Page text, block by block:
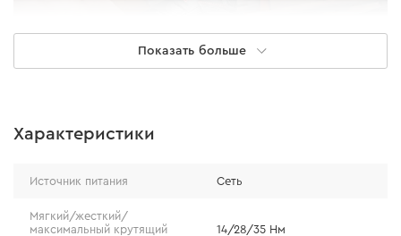
Надежность
Показать больше
Характеристики
Источник питания Сеть
Мягкий/жесткий/
максимальный крутящий
14/28/35 Нм